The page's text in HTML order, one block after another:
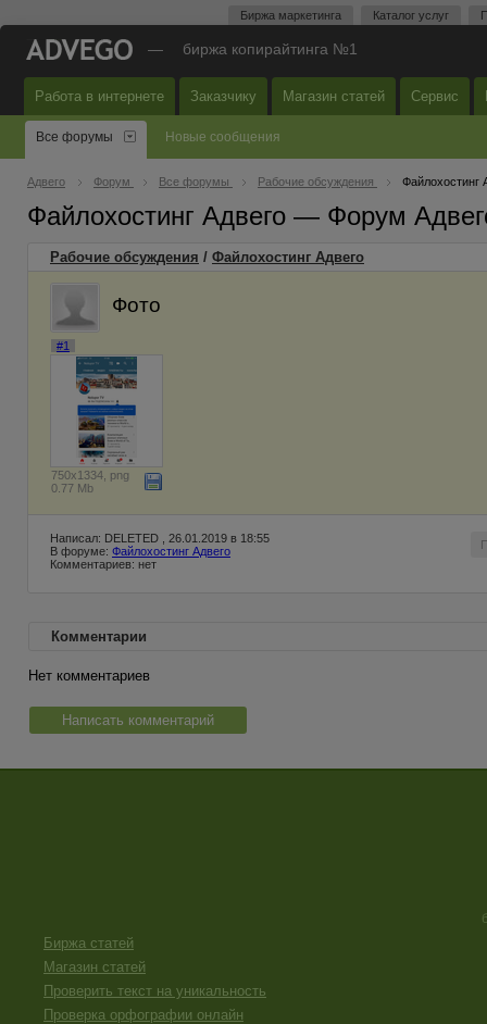
Биржа маркетинга Каталог услуг
— биржа копирайтинга №1
Работа в интернете Заказчику Магазин статей Сервис
Все форумы Новые сообщения
Адвего Форум Все форумы Рабочие обсуждения Файлохостинг
Файлохостинг Адвего — Форум
Рабочие обсуждения / Файлохостинг Адвего
Фото
#1
750x1334, png
0.77 Mb
Написал: DELETED , 26.01.2019 в 18:55
В форуме: Файлохостинг Адвего
Комментариев: нет
Комментарии
Нет комментариев
Написать комментарий
Биржа статей
Магазин статей
Проверить текст на уникальность
Проверка орфографии онлайн